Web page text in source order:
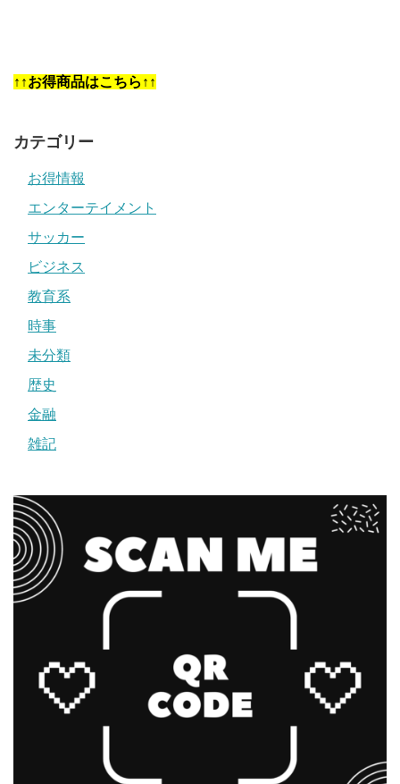
↑↑お得商品はこちら↑↑
カテゴリー
お得情報
エンターテイメント
サッカー
ビジネス
教育系
時事
未分類
歴史
金融
雑記